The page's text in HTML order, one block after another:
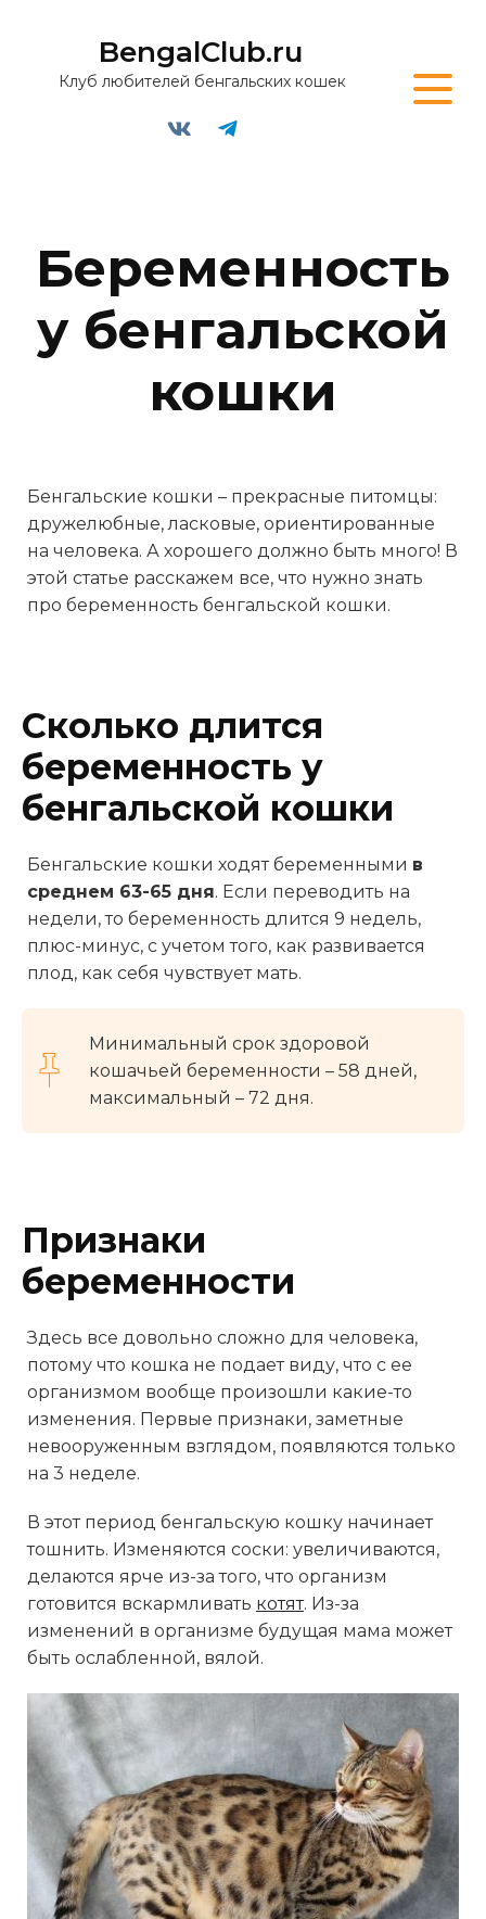
BengalClub.ru
Клуб любителей бенгальских кошек
Беременность
у бенгальской
кошки
Бенгальские кошки – прекрасные питомцы:
дружелюбные, ласковые, ориентированные
на человека. А хорошего должно быть много! В
этой статье расскажем все, что нужно знать
про беременность бенгальской кошки.
Сколько длится
беременность у
бенгальской кошки
Бенгальские кошки ходят беременными в
среднем 63-65 дня. Если переводить на
недели, то беременность длится 9 недель,
плюс-минус, с учетом того, как развивается
плод, как себя чувствует мать.
Минимальный срок здоровой
кошачьей беременности – 58 дней,
максимальный – 72 дня.
Признаки
беременности
Здесь все довольно сложно для человека,
потому что кошка не подает виду, что с ее
организмом вообще произошли какие-то
изменения. Первые признаки, заметные
невооруженным взглядом, появляются только
на 3 неделе.
В этот период бенгальскую кошку начинает
тошнить. Изменяются соски: увеличиваются,
делаются ярче из-за того, что организм
готовится вскармливать котят. Из-за
изменений в организме будущая мама может
быть ослабленной, вялой.